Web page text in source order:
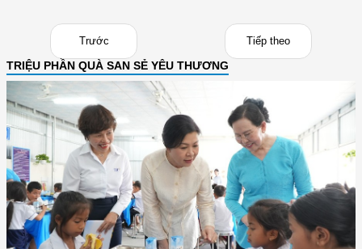
Trước Tiếp theo
TRIỆU PHẦN QUÀ SAN SẺ YÊU THƯƠNG